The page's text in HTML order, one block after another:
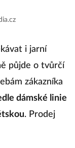
i jarní
půjde o tvůrčí
zákazníka
dámské linie
. Prodej